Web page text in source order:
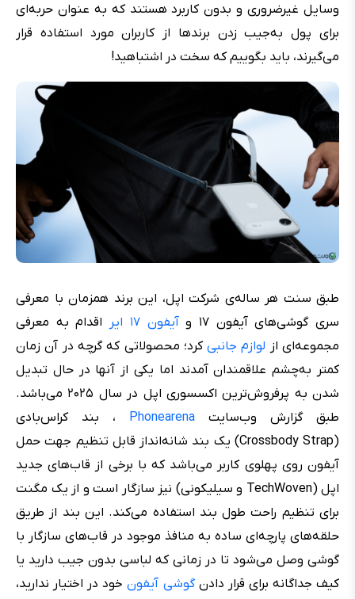
وسایل غیرضروری و بدون کاربرد هستند که به عنوان حربه‌ای
برای پول به‌جیب زدن برندها از کاربران مورد استفاده قرار
می‌گیرند، باید بگوییم که سخت در اشتباهید!
طبق سنت هر ساله‌ی شرکت اپل، این برند همزمان با معرفی
سری گوشی‌های آیفون ۱۷ و
آیفون ۱۷ ایر
اقدام به معرفی
مجموعه‌ای از لوازم جانبیکرد؛ محصولاتی که گرچه در آن زمان
کمتر به‌چشم علاقمندان آمدند اما یکی از آنها در حال تبدیل
شدن به پرفروش‌ترین اکسسوری اپل در سال ۲۰۲۵ می‌باشد.
طبق گزارش وب‌سایت Phonearena ، بند کراس‌بادی
(Crossbody Strap) یک بند شانه‌‌انداز قابل تنظیم جهت حمل
آیفون روی پهلوی کاربر می‌باشد که با برخی از قاب‌های جدید
اپل (TechWoven و سیلیکونی) نیز سازگار است و از یک مگنت
برای تنظیم راحت طول بند استفاده می‌کند. این بند از طریق
حلقه‌های پارچه‌ای ساده به منافذ موجود در قاب‌های سازگار با
گوشی وصل می‌شود تا در زمانی که لباسی بدون جیب دارید یا
کیف جداگانه برای قرار دادنگوشی آیفونخود در اختیار ندارید،